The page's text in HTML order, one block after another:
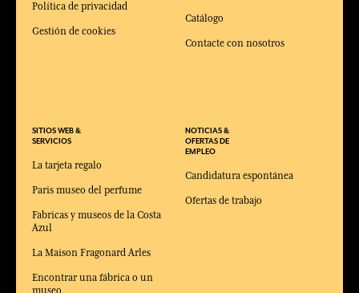
Política de privacidad
Gestión de cookies
SITIOS WEB &
SERVICIOS
La tarjeta regalo
Paris museo del perfume
Fabricas y museos de la Costa
Azul
La Maison Fragonard Arles
Encontrar una fábrica o un
museo
Catálogo
Contacte con nosotros
NOTICIAS &
OFERTAS DE
EMPLEO
Candidatura espontánea
Ofertas de trabajo